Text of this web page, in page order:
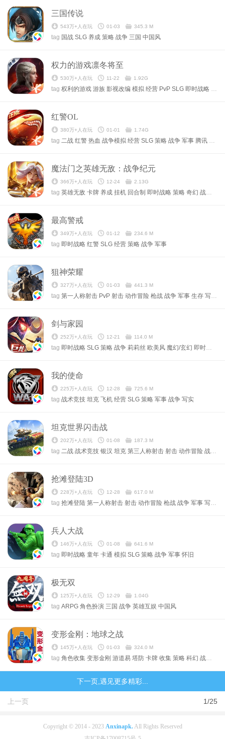
三国传说
543万+人在玩 01-03 345.3 M
tag 国战 SLG 养成 策略 战争 三国 中国风
权力的游戏凛冬将至
530万+人在玩 11-22 1.92G
tag 权利的游戏 游族 影视改编 模拟 经营 PvP SLG 即时战略 策略
红警OL
380万+人在玩 01-01 1.74G
tag 二战 红警 热血 战争模拟 经营 SLG 策略 战争 军事 腾讯 支持
魔法门之英雄无敌：战争纪元
366万+人在玩 12-24 2.13G
tag 英雄无敌 卡牌 养成 挂机 回合制 即时战略 策略 奇幻 战争
最高警戒
349万+人在玩 01-12 234.6 M
tag 即时战略 红警 SLG 经营 策略 战争 军事
狙神荣耀
327万+人在玩 01-03 441.3 M
tag 第一人称射击 PvP 射击 动作冒险 枪战 战争 军事 生存 写实
剑与家园
252万+人在玩 12-21 114.0 M
tag 即时战略 SLG 策略 战争 莉莉丝 欧美风 魔幻/玄幻 即时制战略
我的使命
225万+人在玩 12-28 725.6 M
tag 战术竞技 坦克 飞机 经营 SLG 策略 军事 战争 写实
坦克世界闪击战
202万+人在玩 01-08 187.3 M
tag 二战 战术竞技 银汉 坦克 第三人称射击 射击 动作冒险 战争
抢滩登陆3D
228万+人在玩 12-28 617.0 M
tag 抢滩登陆 第一人称射击 射击 动作冒险 枪战 战争 军事 写实
兵人大战
146万+人在玩 01-08 641.6 M
tag 即时战略 童年 卡通 模拟 SLG 策略 战争 军事 怀旧
极无双
125万+人在玩 12-29 1.04G
tag ARPG 角色扮演 三国 战争 英雄互娱 中国风
变形金刚：地球之战
145万+人在玩 01-03 324.0 M
tag 角色收集 变形金刚 游道易 塔防 卡牌 收集 策略 科幻 战争
下一页,遇见更多精彩...
1/25
上一页
Copyright © 2014 - 2023 Anxinapk.All Rights Reserved